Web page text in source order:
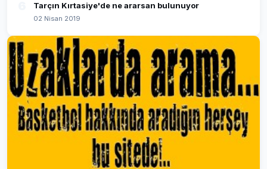
Tarçın Kırtasiye'de ne ararsan bulunuyor
02 Nisan 2019